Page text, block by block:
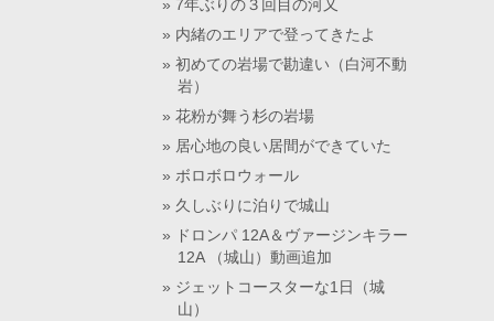
7年ぶりの３回目の河又
内緒のエリアで登ってきたよ
初めての岩場で勘違い（白河不動
岩）
花粉が舞う杉の岩場
居心地の良い居間ができていた
ボロボロウォール
久しぶりに泊りで城山
ドロンパ 12A＆ヴァージンキラー
12A （城山）動画追加
ジェットコースターな1日（城
山）